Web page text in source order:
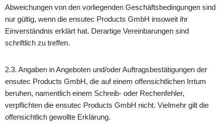
Abweichungen von den vorliegenden Geschäftsbedingungen sind
nur gültig, wenn die ensutec Products GmbH insoweit ihr
Einverständnis erklärt hat. Derartige Vereinbarungen sind
schriftlich zu treffen.
2.3. Angaben in Angeboten und/oder Auftragsbestätigungen der
ensutec Products GmbH, die auf einem offensichtlichen Irrtum
beruhen, namentlich einem Schreib- oder Rechenfehler,
verpflichten die ensutec Products GmbH nicht. Vielmehr gilt die
offensichtlich gewollte Erklärung.